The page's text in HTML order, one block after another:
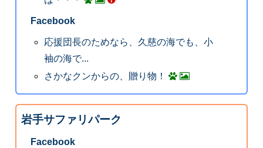
Facebook
応援団長のためなら、久慈の海でも、小
袖の海で...
さかなクンからの、贈り物！
岩手サファリパーク
Facebook